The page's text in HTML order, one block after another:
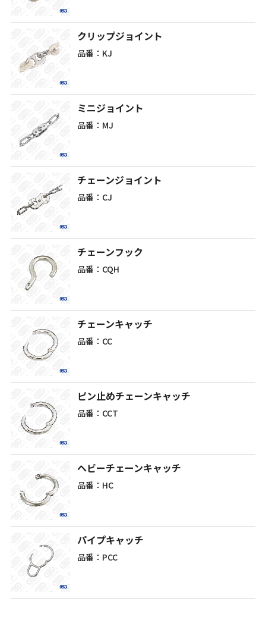
クリップジョイント
品番：KJ
ミニジョイント
品番：MJ
チェーンジョイント
品番：CJ
チェーンフック
品番：CQH
チェーンキャッチ
品番：CC
ピン止めチェーンキャッチ
品番：CCT
ヘビーチェーンキャッチ
品番：HC
パイプキャッチ
品番：PCC